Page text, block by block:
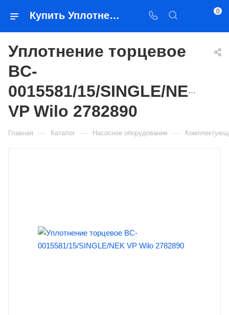
Купить Уплотнение торцевое BC-0015581/15/SINGLE/NEK VP Wilo 2782890 в Якутске — цена, характеристики, подбор | Востоктехторг 0
Уплотнение торцевое
BC-
0015581/15/SINGLE/NEK
VP Wilo 2782890
Главная — Каталог — Насосное оборудование —